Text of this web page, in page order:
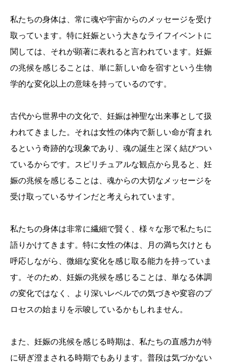
私たちの身体は、常に魂や宇宙からのメッセージを受け
取っています。特に妊娠という大きなライフイベントに
関しては、それが顕著に表れると言われています。妊娠
の兆候を感じることは、単に新しい命を宿すという生物
学的な変化以上の意味を持っているのです。
古代から世界中の文化で、妊娠は神聖な出来事として扱
われてきました。それは女性の体内で新しい命が育まれ
るという奇跡的な現象であり、魂の誕生と深く結びつい
ているからです。スピリチュアルな観点から見ると、妊
娠の兆候を感じることは、魂からの大切なメッセージを
受け取っているサインだと考えられています。
私たちの身体は非常に繊細で賢く、様々な形で私たちに
語りかけてきます。特に女性の体は、月の満ち欠けとも
呼応しながら、微細な変化を感じ取る能力を持っていま
す。そのため、妊娠の兆候を感じることは、単なる体調
の変化ではなく、より深いレベルでの気づきや変容のプ
ロセスの始まりを示唆しているかもしれません。
また、妊娠の兆候を感じる時期は、私たちの直感力が特
に研ぎ澄まされる時期でもあります。普段は気づかない